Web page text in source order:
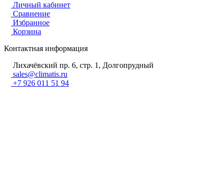
Личный кабинет
Сравнение
Избранное
Корзина
Контактная информация
Лихачёвский пр. 6, стр. 1, Долгопрудный
sales@climatis.ru
+7 926 011 51 94